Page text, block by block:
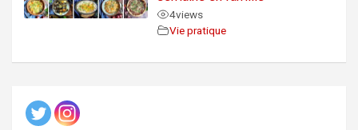
4views
Vie pratique